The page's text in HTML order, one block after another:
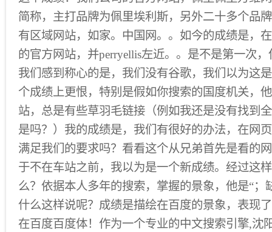
简称，主打品牌为佩里埃利斯，另外二十多个品
有区域网站，如家。中国网。。如今的成绩是，
的官方网站，并perryellis左近。。是不是第一次
我们感到称心的是，我们没有谷歌，我们以为这
个成绩上更恨，特别是假如你搜索的国度机关，
站，总是有些草羽毛链接（例如我还是没有找到
是吗？）我的成绩是，我们有很好的办法，在网
满足我们的要求吗？看看这个从兄弟首先是看的
于不在车站之前，我以为是一个新成绩。经过这
么？依据本人多年的搜索，掌握的景象，他是“；
什么这样说呢？成绩是描绘在百度的景象，表现
在百度百度体！作为一个专业的中文搜索引擎,沈